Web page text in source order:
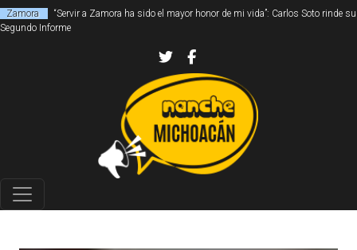
Zamora
“Servir a Zamora ha sido el mayor honor de mi vida”: Carlos Soto rinde su
Segundo Informe